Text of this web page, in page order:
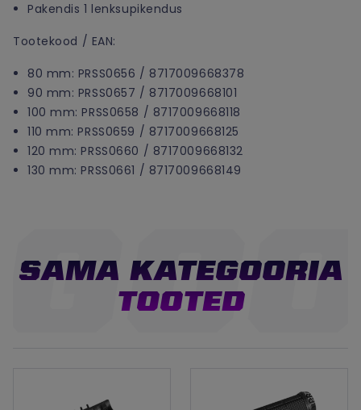
Pakendis 1 lenksupikendus
Tootekood / EAN:
80 mm: PRSS0656 / 8717009668378
90 mm: PRSS0657 / 8717009668101
100 mm: PRSS0658 / 8717009668118
110 mm: PRSS0659 / 8717009668125
120 mm: PRSS0660 / 8717009668132
130 mm: PRSS0661 / 8717009668149
SAMA KATEGOORIA
TOOTED